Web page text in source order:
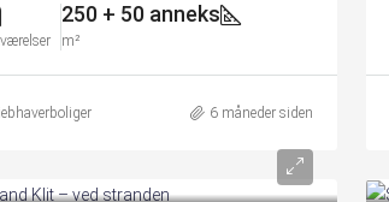
250 + 50 anneks
m²
6 måneder siden